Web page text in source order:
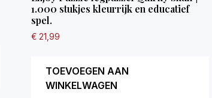
1.000 stukjes kleurrijk en educatief
spel.
€ 21,99
TOEVOEGEN AAN
WINKELWAGEN